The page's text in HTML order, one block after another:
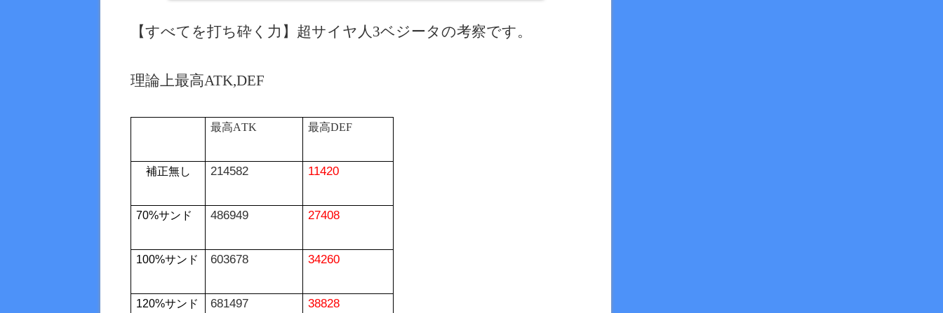
【すべてを打ち砕く力】超サイヤ人3ベジータの考察です。
理論上最高ATK,DEF
最高ATK 最高DEF
補正無し 214582 11420
70%サンド 486949 27408
100%サンド 603678 34260
120%サンド 681497 38828